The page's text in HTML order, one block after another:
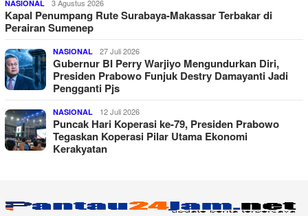
NASIONAL 3 Agustus 2026
Kapal Penumpang Rute Surabaya-Makassar Terbakar di
Perairan Sumenep
NASIONAL 27 Juli 2026
Gubernur BI Perry Warjiyo Mengundurkan Diri,
Presiden Prabowo Funjuk Destry Damayanti Jadi
Pengganti Pjs
NASIONAL 12 Juli 2026
Puncak Hari Koperasi ke-79, Presiden Prabowo
Tegaskan Koperasi Pilar Utama Ekonomi
Kerakyatan